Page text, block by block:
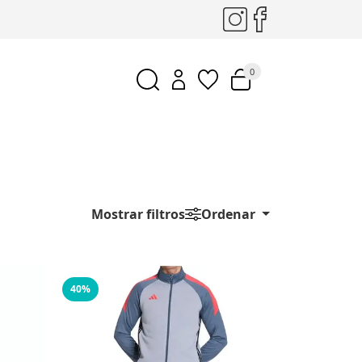
0
Mostrar filtros Ordenar
40%